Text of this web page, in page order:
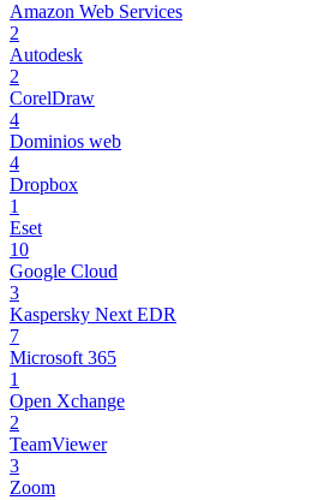
Amazon Web Services
2
Autodesk
2
CorelDraw
4
Dominios web
4
Dropbox
1
Eset
10
Google Cloud
3
Kaspersky Next EDR
7
Microsoft 365
1
Open Xchange
2
TeamViewer
3
Zoom